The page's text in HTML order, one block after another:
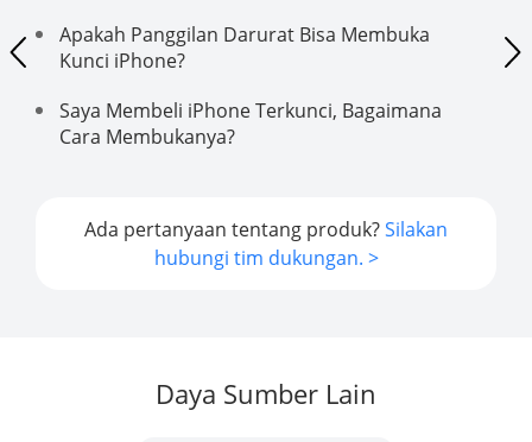
Apakah Panggilan Darurat Bisa Membuka
Kunci iPhone?
Saya Membeli iPhone Terkunci, Bagaimana
Cara Membukanya?
Ada pertanyaan tentang produk?Silakan
hubungi tim dukungan. >
Daya Sumber Lain